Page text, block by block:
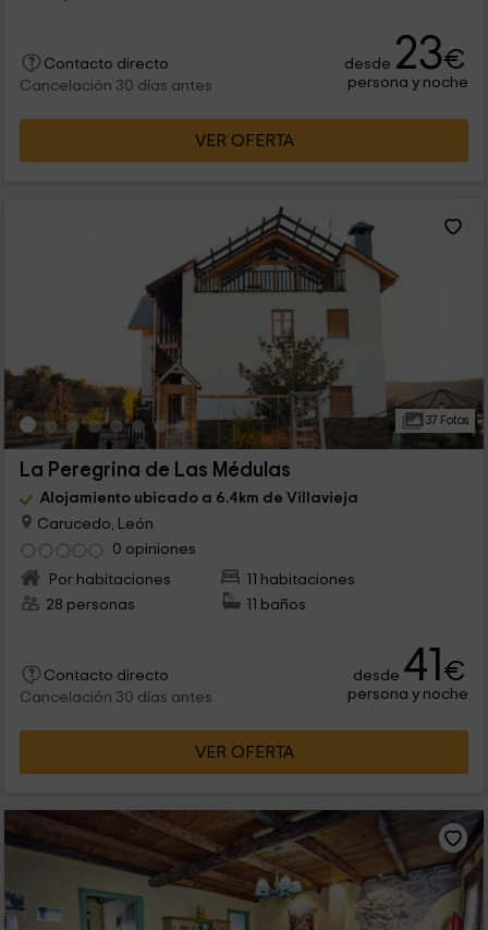
Contacto directo
Cancelación 30 días antes
desde 23€
persona y noche
VER OFERTA
37 Fotos
La Peregrina de Las Médulas
Alojamiento ubicado a 6.4km de Villavieja
Carucedo, León
0 opiniones
Por habitaciones
11 habitaciones
28 personas
11 baños
Contacto directo
Cancelación 30 días antes
desde 41€
persona y noche
VER OFERTA